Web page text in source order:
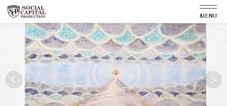
MENU
SERVICE
SOCIAL GALLERY
COMPANY